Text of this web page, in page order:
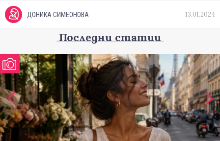
ДОНИКА СИМЕОНОВА 13.01.2024
Последни статии